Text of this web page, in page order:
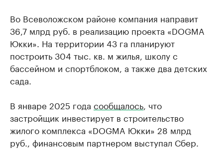
Во Всеволожском районе компания направит
36,7 млрд руб. в реализацию проекта «DOGMA
Юкки». На территории 43 га планируют
построить 304 тыс. кв. м жилья, школу с
бассейном и спортблоком, а также два детских
сада.
В январе 2025 года сообщалось , что
застройщик инвестирует в строительство
жилого комплекса «DOGMA Юкки» 28 млрд
руб., финансовым партнером выступал Сбер.